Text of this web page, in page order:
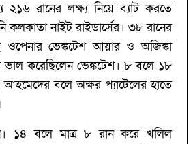
রানের লক্ষ্য নিয়ে ব্যাট করতে
কলকাতা নাইট রাইডার্সের। ৩৮ রানের
ওপেনার ভেঙ্কটেশ আয়ার ও অজিঙ্কা
ভাল করেছিলেন ভেঙ্কটেশ। ৮ বলে ১৮
বলে অক্ষর প্যাটেলের হাতে
১৪ বলে মাত্র ৮ রান করে খলিল